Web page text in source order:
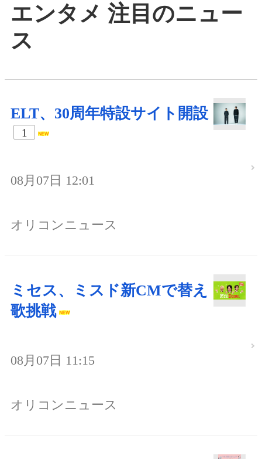
エンタメ 注目のニュー
ス
ELT、30周年特設サイト開設
1
08月07日 12:01
オリコンニュース
ミセス、ミスド新CMで替え
歌挑戦
08月07日 11:15
オリコンニュース